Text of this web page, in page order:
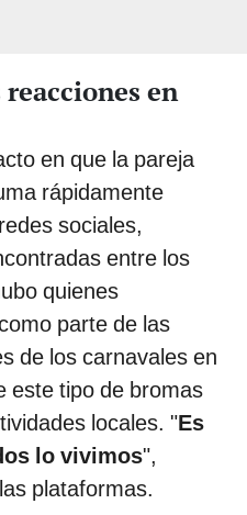
en
en que la pareja
rápidamente
sociales,
entre los
quienes
parte de las
de los carnavales en
este tipo de bromas
locales. "Es
lo vivimos",
plataformas.